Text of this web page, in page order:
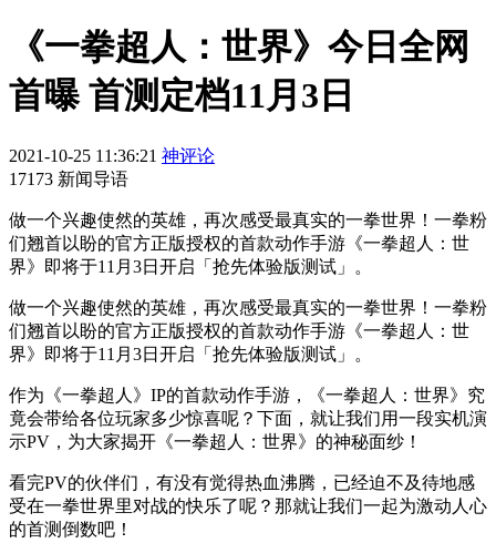
《一拳超人：世界》今日全网
首曝 首测定档11月3日
2021-10-25 11:36:21 神评论
17173 新闻导语
做一个兴趣使然的英雄，再次感受最真实的一拳世界！一拳粉
们翘首以盼的官方正版授权的首款动作手游《一拳超人：世
界》即将于11月3日开启「抢先体验版测试」。
做一个兴趣使然的英雄，再次感受最真实的一拳世界！一拳粉
们翘首以盼的官方正版授权的首款动作手游《一拳超人：世
界》即将于11月3日开启「抢先体验版测试」。
作为《一拳超人》IP的首款动作手游，《一拳超人：世界》究
竟会带给各位玩家多少惊喜呢？下面，就让我们用一段实机演
示PV，为大家揭开《一拳超人：世界》的神秘面纱！
看完PV的伙伴们，有没有觉得热血沸腾，已经迫不及待地感
受在一拳世界里对战的快乐了呢？那就让我们一起为激动人心
的首测倒数吧！